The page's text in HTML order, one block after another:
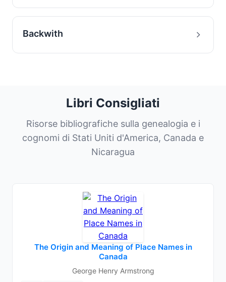
Backwith
Libri Consigliati
Risorse bibliografiche sulla genealogia e i
cognomi di Stati Uniti d'America, Canada e
Nicaragua
The Origin and Meaning of Place Names in
Canada
George Henry Armstrong